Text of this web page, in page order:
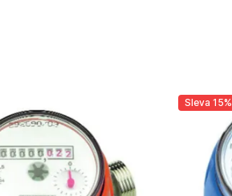
Sleva 15%